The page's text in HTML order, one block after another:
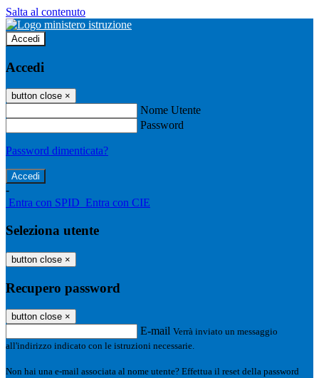
Salta al contenuto
Accedi
Accedi
button close ×
Nome Utente
Password
Password dimenticata?
-
Entra con SPID Entra con CIE
Seleziona utente
button close ×
Recupero password
button close ×
E-mail Verrà inviato un messaggio
all'indirizzo indicato con le istruzioni necessarie.
Non hai una e-mail associata al nome utente? Effettua il reset della password